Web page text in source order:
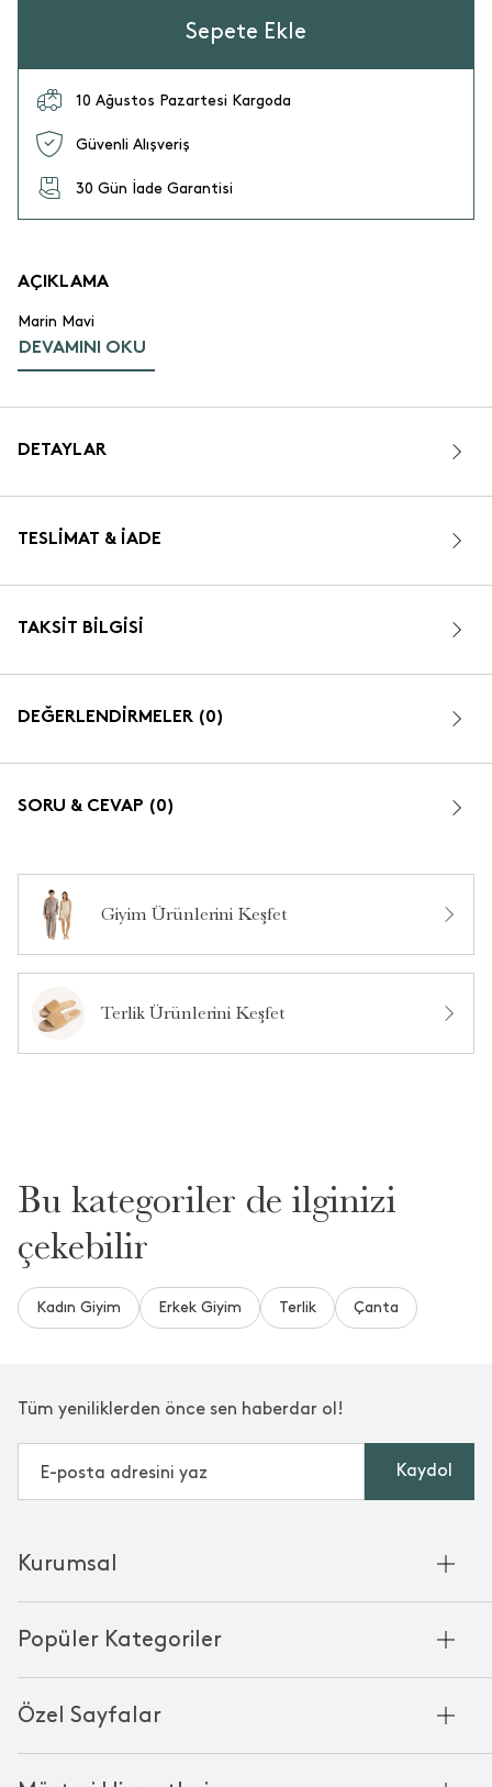
Sepete Ekle
10 Ağustos Pazartesi Kargoda
Güvenli Alışveriş
30 Gün İade Garantisi
AÇIKLAMA
Marin Mavi
DEVAMINI OKU
DETAYLAR
TESLIMAT & İADE
TAKSIT BILGISI
DEĞERLENDİRMELER (0)
SORU & CEVAP (0)
Giyim Ürünlerini Keşfet
Terlik Ürünlerini Keşfet
Bu kategoriler de ilginizi
çekebilir
Kadın Giyim Erkek Giyim Terlik Çanta
Tüm yeniliklerden önce sen haberdar ol!
Kaydol
Popüler Kategoriler
Bornoz
Özel Sayfalar
Kurumsal
Kurumsal Satış
Chakra Manifesto
Mağazalarımız